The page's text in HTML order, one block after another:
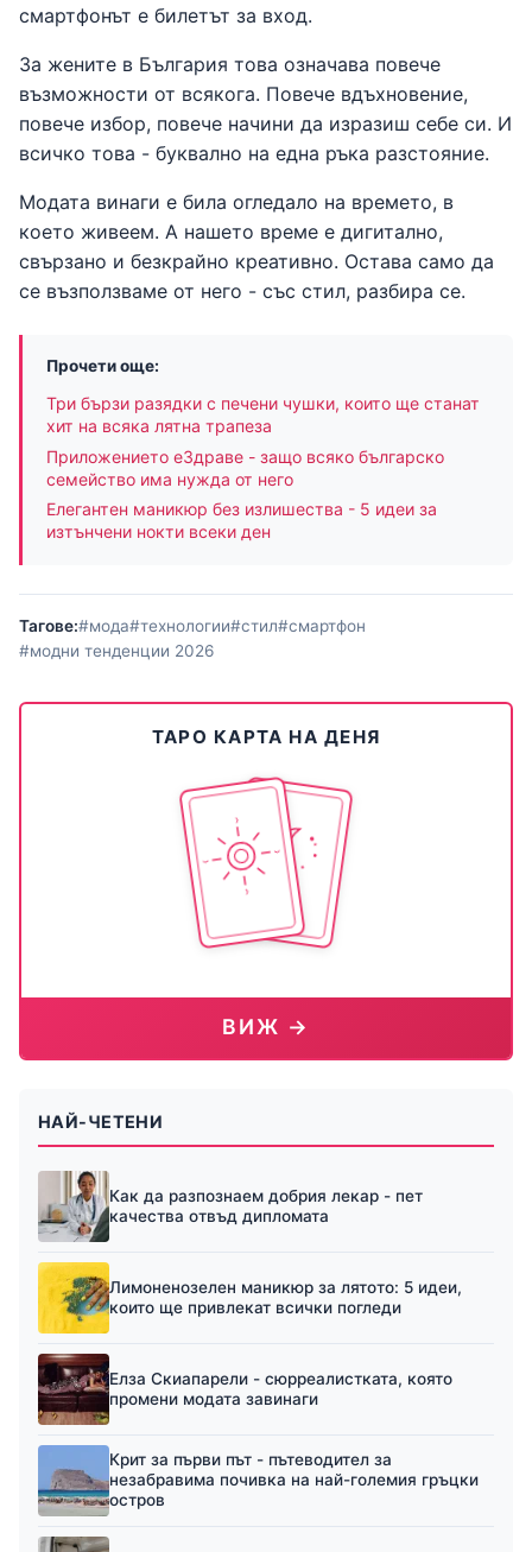
смартфонът е билетът за вход.
За жените в България това означава повече
възможности от всякога. Повече вдъхновение,
повече избор, повече начини да изразиш себе си. И
всичко това - буквално на една ръка разстояние.
Модата винаги е била огледало на времето, в
което живеем. А нашето време е дигитално,
свързано и безкрайно креативно. Остава само да
се възползваме от него - със стил, разбира се.
Прочети още:
Три бързи разядки с печени чушки, които ще станат
хит на всяка лятна трапеза
Приложението еЗдраве - защо всяко българско
семейство има нужда от него
Елегантен маникюр без излишества - 5 идеи за
изтънчени нокти всеки ден
Тагове:#мода#технологии#стил#смартфон
#модни тенденции 2026
ТАРО КАРТА НА ДЕНЯ
ВИЖ →
НАЙ-ЧЕТЕНИ
Как да разпознаем добрия лекар - пет
качества отвъд дипломата
Лимоненозелен маникюр за лятото: 5 идеи,
които ще привлекат всички погледи
Елза Скиапарели - сюрреалистката, която
промени модата завинаги
Крит за първи път - пътеводител за
незабравима почивка на най-големия гръцки
остров